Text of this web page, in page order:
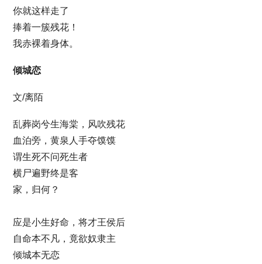
你就这样走了
捧着一簇残花！
我赤裸着身体。
倾城恋
文/离陌
乱葬岗兮生海棠，风吹残花
血泊旁，黄泉人手夺馍馍
谓生死不问死生者
横尸遍野终是客
家，归何？
应是小生好命，将才王侯后
自命本不凡，竟欲奴隶主
倾城本无恋